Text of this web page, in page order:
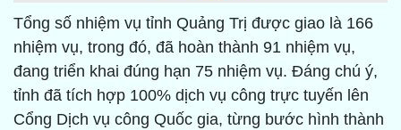
Tổng số nhiệm vụ tỉnh Quảng Trị được giao là 166
nhiệm vụ, trong đó, đã hoàn thành 91 nhiệm vụ,
đang triển khai đúng hạn 75 nhiệm vụ. Đáng chú ý,
tỉnh đã tích hợp 100% dịch vụ công trực tuyến lên
Cổng Dịch vụ công Quốc gia, từng bước hình thành